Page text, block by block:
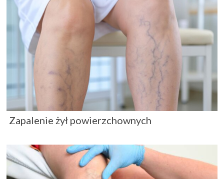
Zapalenie żył powierzchownych